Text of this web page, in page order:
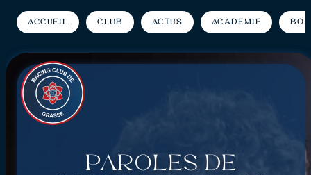
Accueil Club Actus Académie
Paroles de